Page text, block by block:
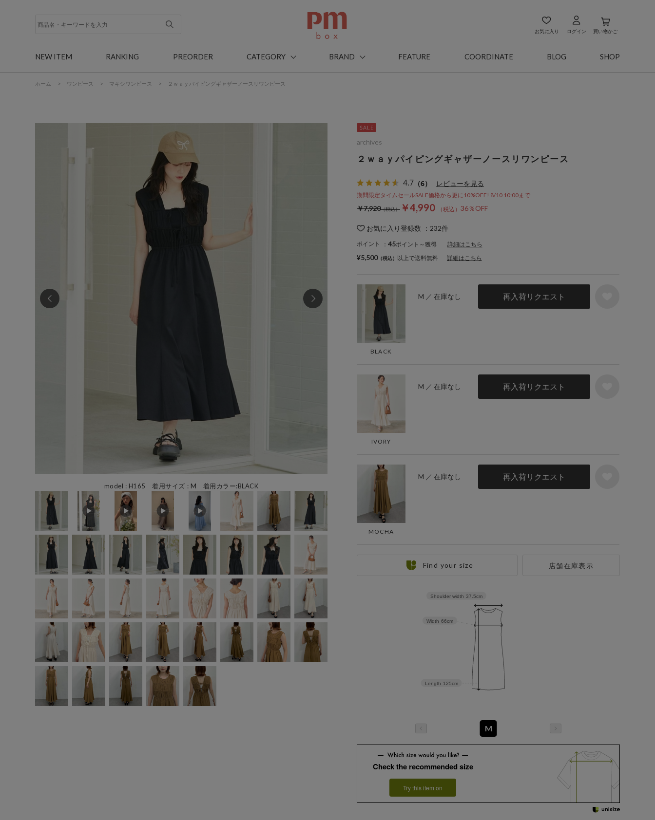
お気に入り ログイン 買い物かご
NEW ITEM RANKING PREORDER CATEGORY BRAND FEATURE COORDINATE BLOG SHOP
ホーム > ワンピース > マキシワンピース > ２ｗａｙパイピングギャザーノースリワンピース
model : H165 着用サイズ : M 着用カラー:BLACK
２ｗａｙパイピングギャザーノースリワンピース
4.7 （6） レビューを見る
期間限定タイムセールSALE価格から更に10%OFF! 8/10 10:00まで
￥4,990 36％OFF
￥7,920
お気に入り登録数 ： 232件
ポイント ： 45ポイント～獲得 詳細はこちら
BLACK
M ／ 在庫なし 再入荷リクエスト
IVORY
M ／ 在庫なし 再入荷リクエスト
MOCHA
M ／ 在庫なし 再入荷リクエスト
店舗在庫表示
archives
¥5,500 以上で送料無料 詳細はこちら
Find your size
Length 125cm
Width 66cm
Shoulder width 37.5cm
M
Check the recommended size
Try this item on